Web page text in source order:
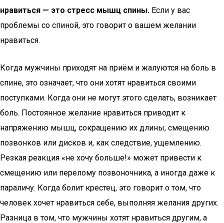
нравиться — это стресс мышц спины. Если у вас
проблемы со спиной, это говорит о вашем желании
нравиться.
Когда мужчины приходят на приём и жалуются на боль в
спине, это означает, что они хотят нравиться своими
поступками. Когда они не могут этого сделать, возникает
боль. Постоянное желание нравиться приводит к
напряжению мышц, сокращению их длины, смещению
позвонков или дисков и, как следствие, ущемлению.
Резкая реакция «не хочу больше!» может привести к
смещению или перелому позвоночника, а иногда даже к
параличу. Когда болит крестец, это говорит о том, что
человек хочет нравиться себе, выполняя желания других.
Разница в том, что мужчины хотят нравиться другим, а